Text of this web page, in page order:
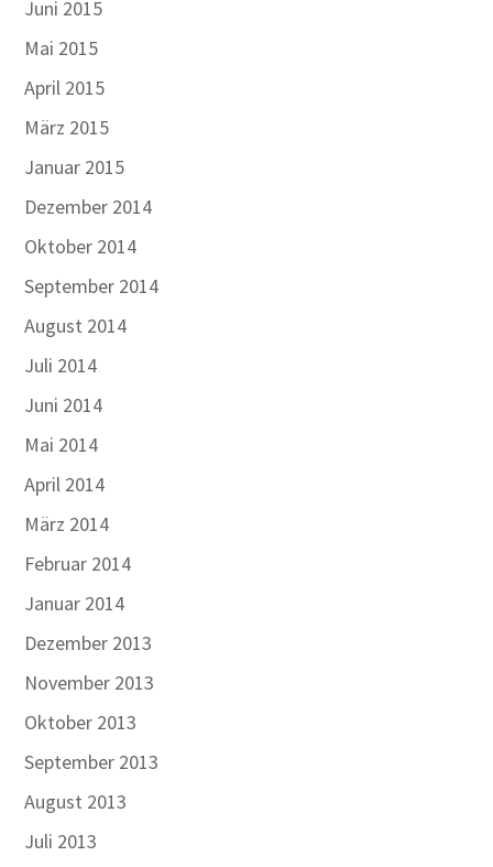
Juni 2015
Mai 2015
April 2015
März 2015
Januar 2015
Dezember 2014
Oktober 2014
September 2014
August 2014
Juli 2014
Juni 2014
Mai 2014
April 2014
März 2014
Februar 2014
Januar 2014
Dezember 2013
November 2013
Oktober 2013
September 2013
August 2013
Juli 2013